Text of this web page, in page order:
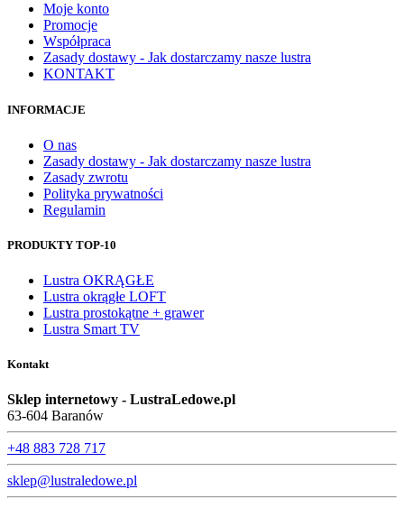
Moje konto
Promocje
Współpraca
Zasady dostawy - Jak dostarczamy nasze lustra
KONTAKT
INFORMACJE
O nas
Zasady dostawy - Jak dostarczamy nasze lustra
Zasady zwrotu
Polityka prywatności
Regulamin
PRODUKTY TOP-10
Lustra OKRĄGŁE
Lustra okrągłe LOFT
Lustra prostokątne + grawer
Lustra Smart TV
Kontakt
Sklep internetowy - LustraLedowe.pl
63-604 Baranów
+48 883 728 717
sklep@lustraledowe.pl